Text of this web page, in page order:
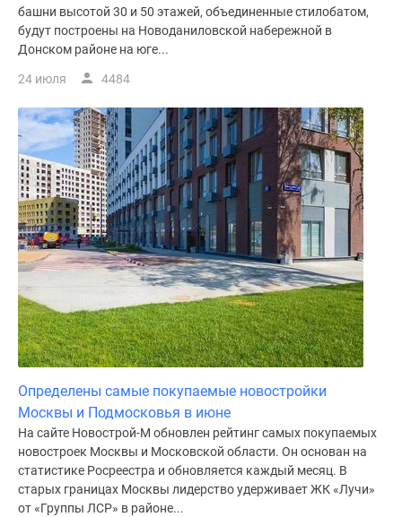
башни высотой 30 и 50 этажей, объединенные стилобатом,
будут построены на Новоданиловской набережной в
Донском районе на юге...
24 июля 4484
Определены самые покупаемые новостройки
Москвы и Подмосковья в июне
На сайте Новострой-М обновлен рейтинг самых покупаемых
новостроек Москвы и Московской области. Он основан на
статистике Росреестра и обновляется каждый месяц. В
старых границах Москвы лидерство удерживает ЖК «Лучи»
от «Группы ЛСР» в районе...